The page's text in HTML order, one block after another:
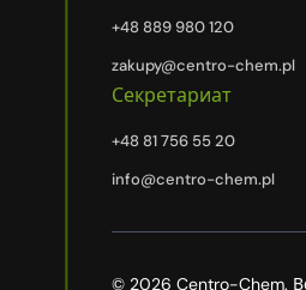
+48 889 980 120
zakupy@centro-chem.pl
Секретариат
+48 81 756 55 20
info@centro-chem.pl
© 2026 Centro-Chem.